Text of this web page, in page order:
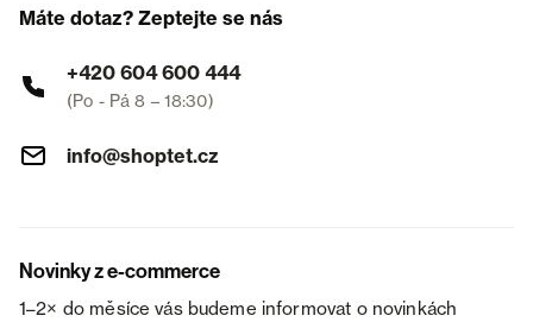
Máte dotaz? Zeptejte se nás
+420 604 600 444
(Po - Pá 8 – 18:30)
info@shoptet.cz
Novinky z e-commerce
1–2× do měsíce vás budeme informovat o novinkách